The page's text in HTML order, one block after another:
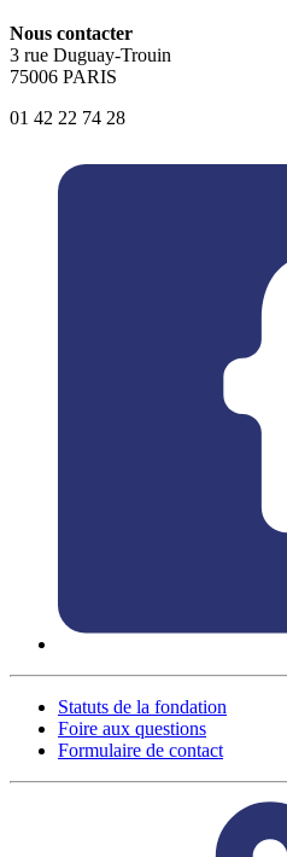
Nous contacter
3 rue Duguay-Trouin
75006 PARIS
01 42 22 74 28
Statuts de la fondation
Foire aux questions
Formulaire de contact